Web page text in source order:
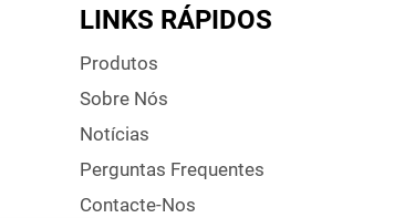
LINKS RÁPIDOS
Produtos
Sobre Nós
Notícias
Perguntas Frequentes
Contacte-Nos